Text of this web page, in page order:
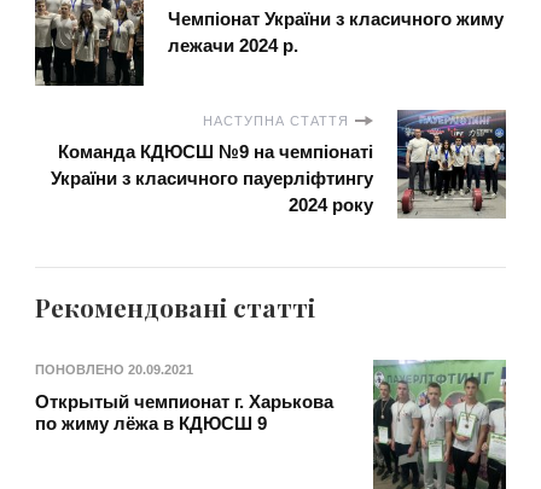
Чемпіонат України з класичного жиму
лежачи 2024 р.
НАСТУПНА СТАТТЯ
Команда КДЮСШ №9 на чемпіонаті
України з класичного пауерліфтингу
2024 року
Рекомендовані статті
ПОНОВЛЕНО 20.09.2021
Открытый чемпионат г. Харькова
по жиму лёжа в КДЮСШ 9